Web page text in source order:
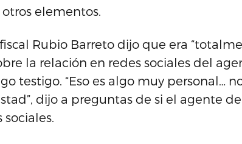
elementos.
Rubio Barreto dijo que era
la relación en redes sociales del
testigo. “Eso es algo muy personal…
dijo a preguntas de si el agente